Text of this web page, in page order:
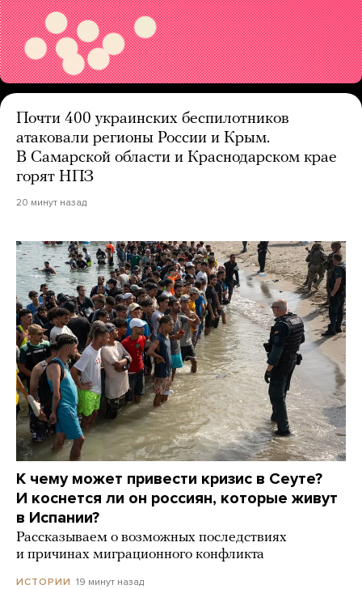
Почти 400 украинских беспилотников
атаковали регионы России и Крым.
В Самарской области и Краснодарском крае
горят НПЗ
20 минут назад
К чему может привести кризис в Сеуте?
И коснется ли он россиян, которые живут
в Испании?
Рассказываем о возможных последствиях
и причинах миграционного конфликта
ИСТОРИИ 19 минут назад